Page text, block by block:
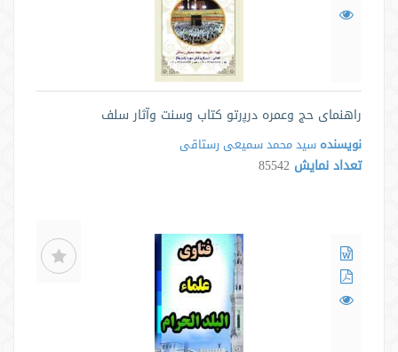
راهنمای حج وعمره درﭘرتو کتاب وسنت وآثار سلف
نویسنده سید محمد سمیعی رستاقی
تعداد نمایش 85542